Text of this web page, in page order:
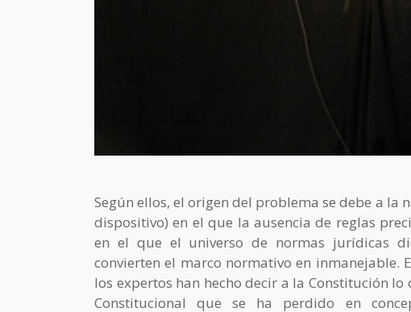
Según ellos, el origen del problema se debe a
dispositivo) en el que la ausencia de reglas
en el que el universo de normas jurídicas
convierten el marco normativo en inmanejable.
los expertos han hecho decir a la Constitución
Constitucional que se ha perdido en